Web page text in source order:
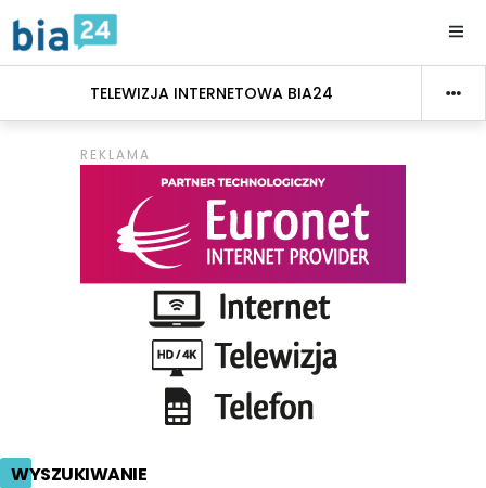
TELEWIZJA INTERNETOWA BIA24
WYSZUKIWANIE